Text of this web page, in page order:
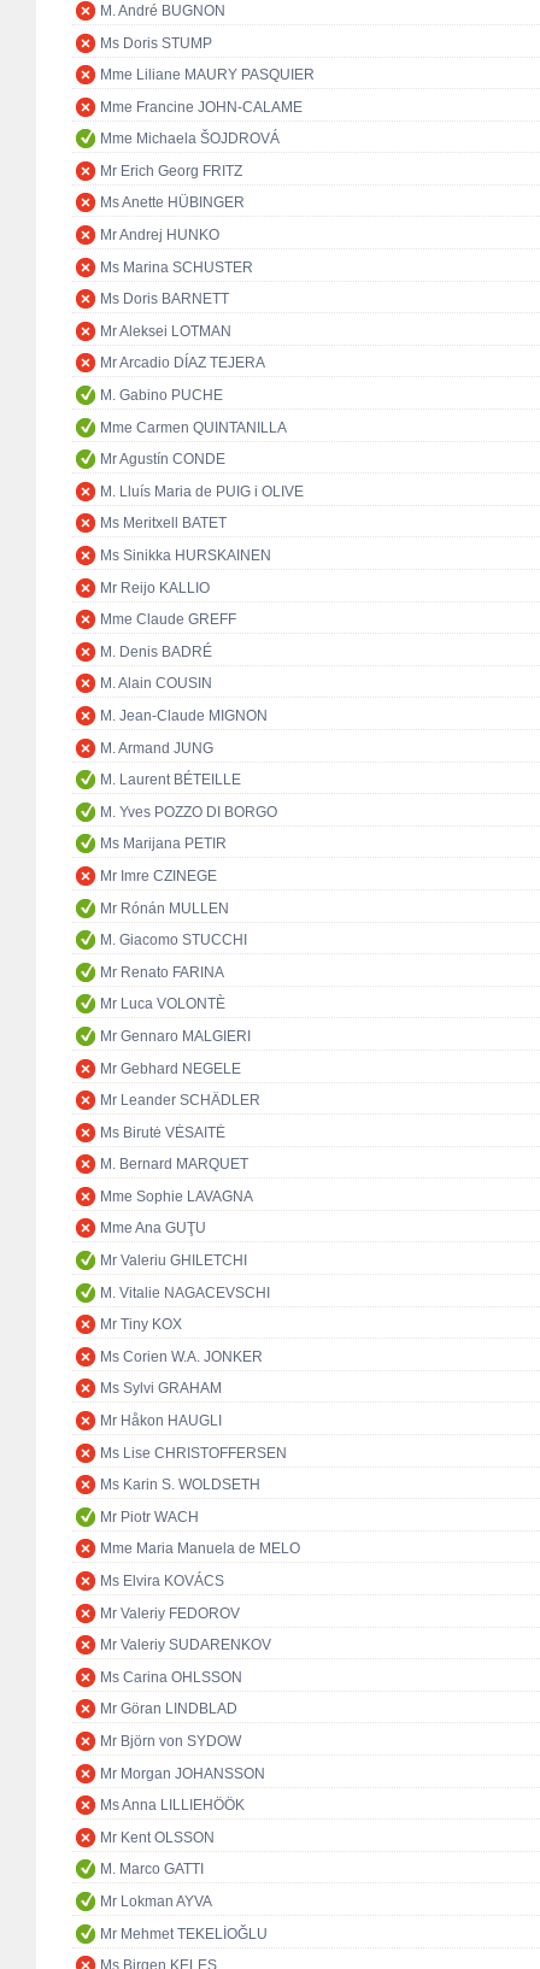
M. André BUGNON
Ms Doris STUMP
Mme Liliane MAURY PASQUIER
Mme Francine JOHN-CALAME
Mme Michaela ŠOJDROVÁ
Mr Erich Georg FRITZ
Ms Anette HÜBINGER
Mr Andrej HUNKO
Ms Marina SCHUSTER
Ms Doris BARNETT
Mr Aleksei LOTMAN
Mr Arcadio DÍAZ TEJERA
M. Gabino PUCHE
Mme Carmen QUINTANILLA
Mr Agustín CONDE
M. Lluís Maria de PUIG i OLIVE
Ms Meritxell BATET
Ms Sinikka HURSKAINEN
Mr Reijo KALLIO
Mme Claude GREFF
M. Denis BADRÉ
M. Alain COUSIN
M. Jean-Claude MIGNON
M. Armand JUNG
M. Laurent BÉTEILLE
M. Yves POZZO DI BORGO
Ms Marijana PETIR
Mr Imre CZINEGE
Mr Rónán MULLEN
M. Giacomo STUCCHI
Mr Renato FARINA
Mr Luca VOLONTÈ
Mr Gennaro MALGIERI
Mr Gebhard NEGELE
Mr Leander SCHÄDLER
Ms Birutė VĖSAITĖ
M. Bernard MARQUET
Mme Sophie LAVAGNA
Mme Ana GUŢU
Mr Valeriu GHILETCHI
M. Vitalie NAGACEVSCHI
Mr Tiny KOX
Ms Corien W.A. JONKER
Ms Sylvi GRAHAM
Mr Håkon HAUGLI
Ms Lise CHRISTOFFERSEN
Ms Karin S. WOLDSETH
Mr Piotr WACH
Mme Maria Manuela de MELO
Ms Elvira KOVÁCS
Mr Valeriy FEDOROV
Mr Valeriy SUDARENKOV
Ms Carina OHLSSON
Mr Göran LINDBLAD
Mr Björn von SYDOW
Mr Morgan JOHANSSON
Ms Anna LILLIEHÖÖK
Mr Kent OLSSON
M. Marco GATTI
Mr Lokman AYVA
Mr Mehmet TEKELİOĞLU
Ms Birgen KELEŞ